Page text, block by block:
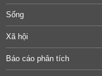
Sống
Xã hội
Báo cáo phân tích